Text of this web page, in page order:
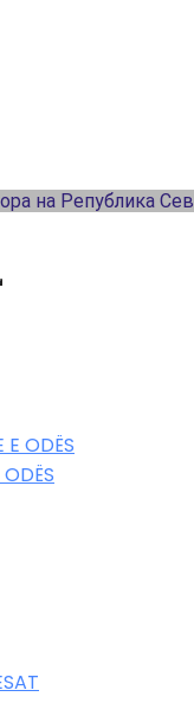
на Република
E ODËS